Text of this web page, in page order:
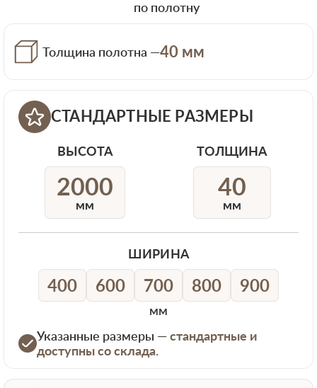
по полотну
Толщина полотна —40 мм
СТАНДАРТНЫЕ РАЗМЕРЫ
ВЫСОТА
2000
мм
ШИРИНА
400 600 700 800 900
мм
ТОЛЩИНА
40
мм
Указанные размеры —стандартные и
доступны со склада.